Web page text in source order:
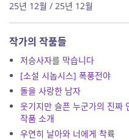
25년 12월 / 25년 12월
작가의 작품들
저승사자를 막습니다
[소설 시놉시스] 폭풍전야
돌을 사랑한 남자
웃기지만 슬픈 누군가의 진짜
작품 소개
우연히 날아와 너에게 착륙